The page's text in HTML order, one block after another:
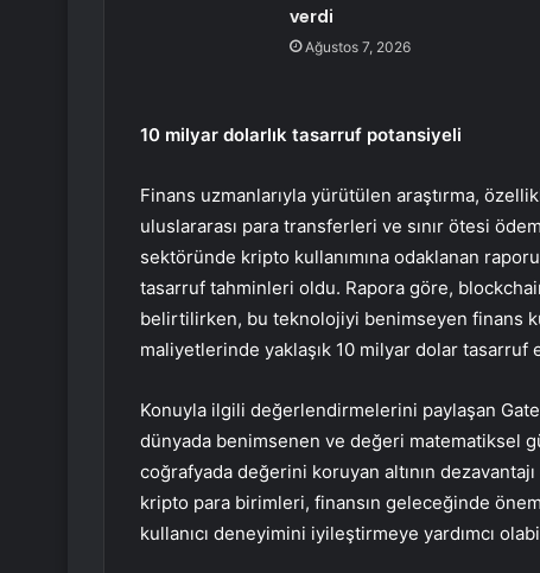
verdi
Ağustos 7, 2026
10 milyar dolarlık tasarruf potansiyeli
Finans uzmanlarıyla yürütülen araştırma,
uluslararası para transferleri ve sınır ötesi
sektöründe kripto kullanımına odaklanan
tasarruf tahminleri oldu. Rapora göre,
belirtilirken, bu teknolojiyi benimseyen finans
maliyetlerinde yaklaşık 10 milyar dolar
Konuyla ilgili değerlendirmelerini paylaşan
dünyada benimsenen ve değeri matematiksel
coğrafyada değerini koruyan altının
kripto para birimleri, finansın geleceğinde
kullanıcı deneyimini iyileştirmeye yardımcı